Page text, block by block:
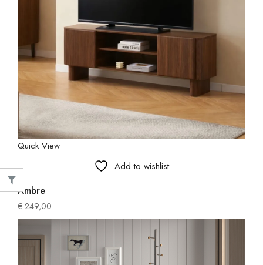
Quick View
Add to wishlist
Ambre
€ 249,00